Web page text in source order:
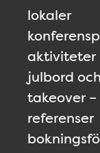
lokaler
aktiviteter
julbord
takeover
referenser